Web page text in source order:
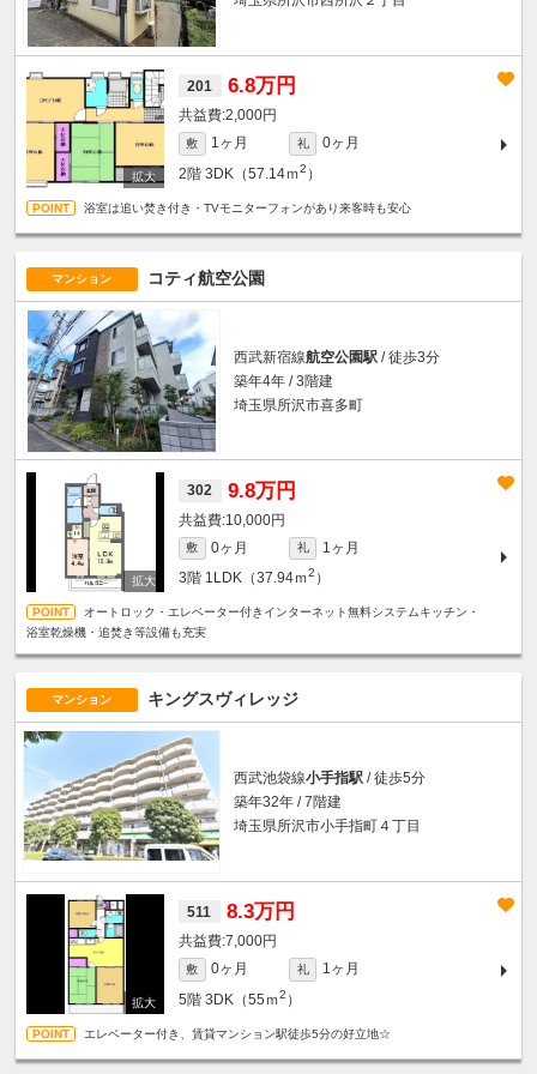
201 6.8万円
2,000円
敷 1ヶ月 礼
0ヶ月
2階 3DK（57.14ｍ2 ）
浴室は追い焚き付き・TVモニターフォンがあり来客時も安心
マンション コティ航空公園
西武新宿線航空公園駅 / 徒歩3分
築年4年 / 3階建
埼玉県所沢市喜多町
302 9.8万円
10,000円
敷 0ヶ月 礼
1ヶ月
3階 1LDK（37.94ｍ2 ）
オートロック・エレベーター付きインターネット無料システムキッチン・
浴室乾燥機・追焚き等設備も充実
マンション キングスヴィレッジ
西武池袋線小手指駅 / 徒歩5分
築年32年 / 7階建
埼玉県所沢市小手指町４丁目
511 8.3万円
7,000円
敷 0ヶ月 礼
1ヶ月
5階 3DK（55ｍ2 ）
エレベーター付き、賃貸マンション駅徒歩5分の好立地☆